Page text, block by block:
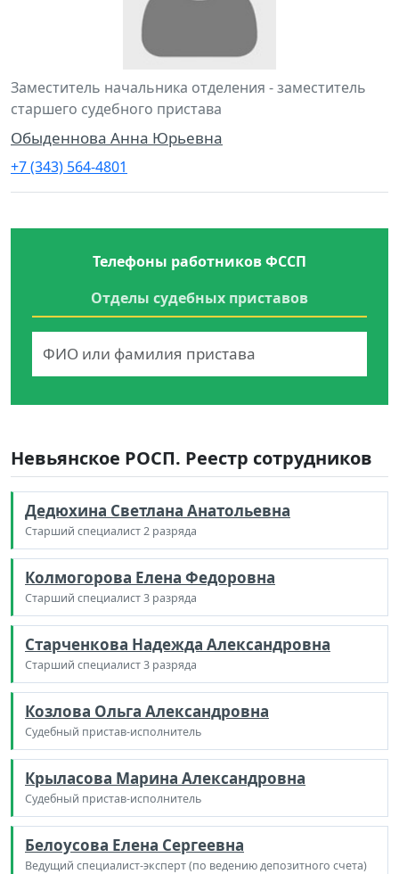
Заместитель начальника отделения - заместитель
старшего судебного пристава
Обыденнова Анна Юрьевна
+7 (343) 564-4801
Телефоны работников ФССП
Отделы судебных приставов
Невьянское РОСП. Реестр сотрудников
Дедюхина Светлана Анатольевна
Старший специалист 2 разряда
Колмогорова Елена Федоровна
Старший специалист 3 разряда
Старченкова Надежда Александровна
Старший специалист 3 разряда
Козлова Ольга Александровна
Судебный пристав-исполнитель
Крыласова Марина Александровна
Судебный пристав-исполнитель
Белоусова Елена Сергеевна
Ведущий специалист-эксперт (по ведению депозитного счета)